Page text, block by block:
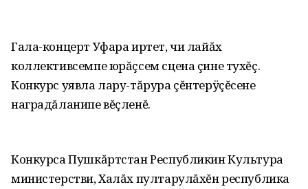
Гала-концерт Уфара иртет, чи лайăх
коллективсемпе юрăçсем сцена çине тухĕç.
Конкурс уявла лару-тăрура çĕнтерÿçĕсене
наградăланипе вĕçленĕ.
Конкурса Пушкăртстан Республикин Культура
министерстви, Халăх пултарулăхĕн республика